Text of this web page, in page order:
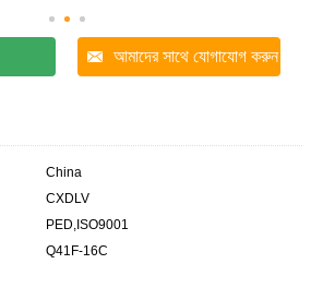
আমাদের সাথে যোগাযোগ করুন
China
CXDLV
PED,ISO9001
Q41F-16C